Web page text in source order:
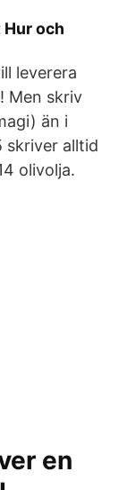
och
leverera
Men skriv
än i
skriver alltid
olivolja.
en